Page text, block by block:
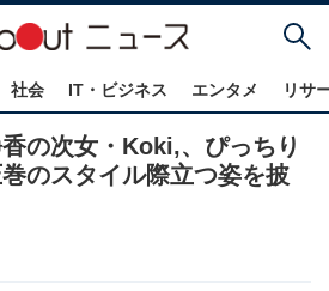
社会 IT・ビジネス エンタメ リサ
の次女・Koki,、ぴっちり
のスタイル際立つ姿を披